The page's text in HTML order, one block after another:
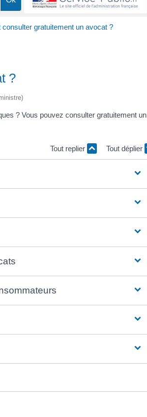
gratuitement un avocat ?
?
? Vous pouvez consulter gratuitement un
Tout replier Tout déplier